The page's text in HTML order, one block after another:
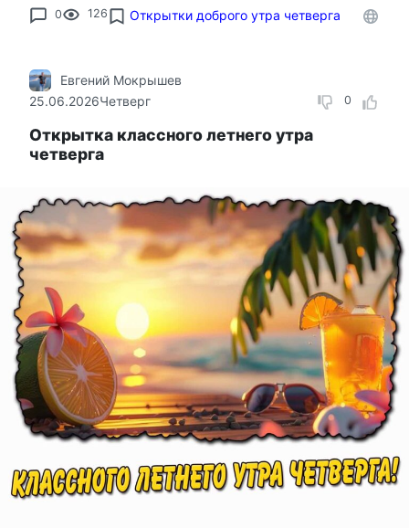
0 126 Открытки доброго утра четверга
0
Евгений Мокрышев
25.06.2026Четверг
Открытка классного летнего утра
четверга